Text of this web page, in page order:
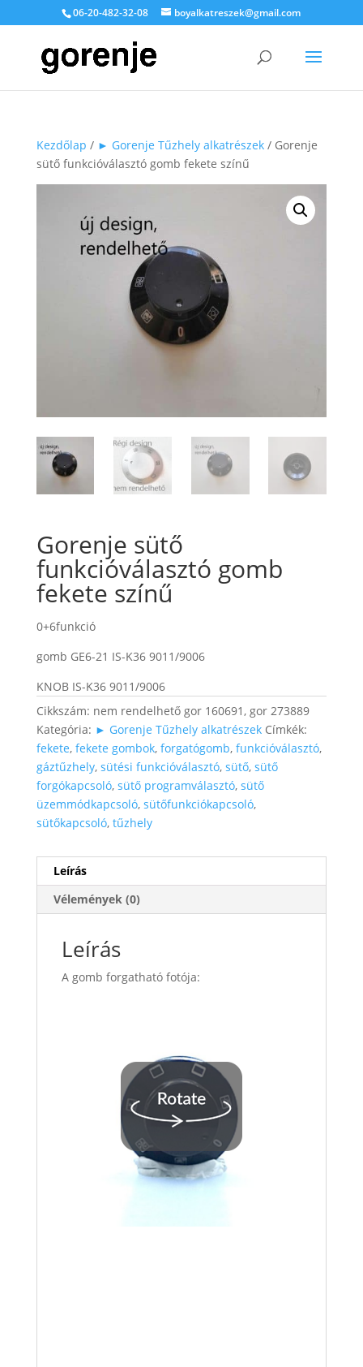
06-20-482-32-08 boyalkatreszek@gmail.com
Kezdőlap / ► Gorenje Tűzhely alkatrészek/ Gorenje
sütő funkcióválasztó gomb fekete színű
Gorenje sütő
funkcióválasztó gomb
fekete színű
0+6funkció
gomb GE6-21 IS-K36 9011/9006
KNOB IS-K36 9011/9006
Cikkszám: nem rendelhető gor 160691, gor 273889
Kategória: ► Gorenje Tűzhely alkatrészek Címkék:
fekete, fekete gombok, forgatógomb, funkcióválasztó,
gáztűzhely, sütési funkcióválasztó, sütő, sütő
forgókapcsoló, sütő programválasztó, sütő
üzemmódkapcsoló, sütőfunkciókapcsoló,
sütőkapcsoló, tűzhely
Leírás
Vélemények (0)
Leírás
A gomb forgatható fotója: